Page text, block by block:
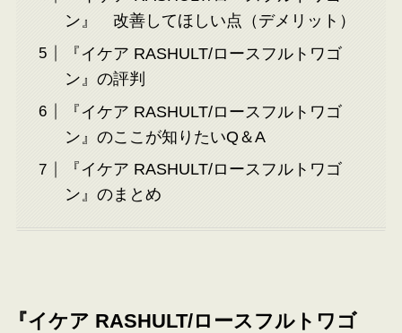
ン』 改善してほしい点（デメリット）
『イケア RASHULT/ロースフルトワゴ
ン』の評判
『イケア RASHULT/ロースフルトワゴ
ン』のここが知りたいQ＆A
『イケア RASHULT/ロースフルトワゴ
ン』のまとめ
『イケア RASHULT/ロースフルトワゴ